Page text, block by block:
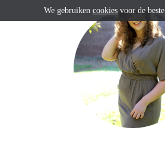
We gebruiken cookies voor de